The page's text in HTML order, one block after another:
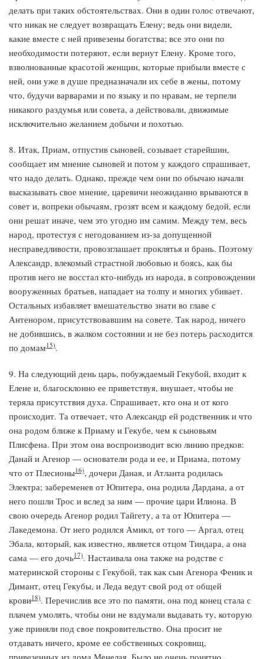
делать при таких обстоятельствах. Они в один голос отвечают,
что никак не следует возвращать Елену; ведь они видели,
какие вместе с ней привезены богатства; все это они по
необходимости потеряют, если вернут Елену. Кроме того,
взволнованные красотой женщин, которые прибыли вместе с
ней, они уже в душе предназначали их себе в жены, потому
что, будучи варварами и по языку и по нравам, не терпели
никакого раздумья или совета, а действовали, движимые
исключительно желанием добычи и похотью.
8. Итак, Приам, отпустив сыновей, созывает старейшин,
сообщает им мнение сыновей и потом у каждого спрашивает,
что надо делать. Однако, прежде чем они по обычаю начали
высказывать свое мнение, царевичи неожиданно врываются в
совет и, вопреки обычаям, грозят всем и каждому бедой, если
они решат иначе, чем это угодно им самим. Между тем, весь
народ, протестуя с негодованием из-за допущенной
несправедливости, провозглашает проклятья и брань. Поэтому
Александр, влекомый страстной любовью и боясь, как бы
против него не восстал кто-нибудь из народа, в сопровождении
вооруженных братьев, нападает на толпу и многих убивает.
Остальных избавляет вмешательство знати во главе с
Антенором, присутствовавшим на совете. Так народ, ничего
не добившись, в жалком состоянии и не без потерь расходится
по домам15).
9. На следующий день царь, побуждаемый Гекубой, входит к
Елене и, благосклонно ее приветствуя, внушает, чтобы не
теряла присутствия духа. Спрашивает, кто она и от кого
происходит. Та отвечает, что Александр ей родственник и что
она родом ближе к Приаму и Гекубе, чем к сыновьям
Плисфена. При этом она воспроизводит всю линию предков:
Данай и Агенор — основатели рода и ее, и Приама, потому
что от Плесионы16), дочери Даная, и Атланта родилась
Электра; забеременев от Юпитера, она родила Дардана, а от
него пошли Трос и вслед за ним — прочие цари Илиона. В
свою очередь Агенор родил Тайгету, а та от Юпитера —
Лакедемона. От него родился Амикл, от того — Аргал, отец
Эбала, который, как известно, является отцом Тиндара, а она
сама — его дочь17). Настаивала она также на родстве с
материнской стороны с Гекубой, так как сын Агенора Феник и
Димант, отец Гекубы, и Леда ведут свой род от общей
крови18). Перечислив все это по памяти, она под конец стала с
плачем умолять, чтобы они не вздумали выдавать ту, которую
уже приняли под свое покровительство. Она просит не
отдавать ничего, кроме ее собственных сокровищ,
привезенных из дома Менелая. Было не очень понятно,